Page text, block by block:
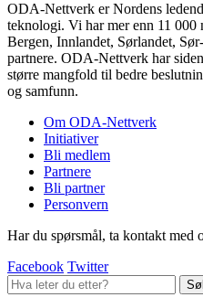
ODA-Nettverk er Nordens
teknologi. Vi har mer enn 11 000
Bergen, Innlandet, Sørlandet,
partnere. ODA-Nettverk har
større mangfold til bedre
og samfunn.
Om ODA-Nettverk
Initiativer
Bli medlem
Partnere
Bli partner
Personvern
Har du spørsmål, ta kontakt med
Facebook Twitter